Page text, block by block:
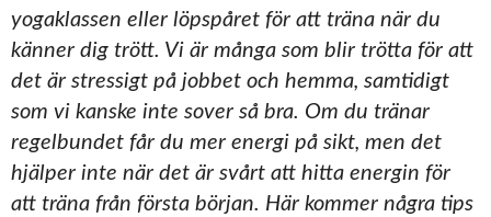
yogaklassen eller löpspåret för att träna när du
känner dig trött. Vi är många som blir trötta för att
det är stressigt på jobbet och hemma, samtidigt
som vi kanske inte sover så bra. Om du tränar
regelbundet får du mer energi på sikt, men det
hjälper inte när det är svårt att hitta energin för
att träna från första början. Här kommer några tips